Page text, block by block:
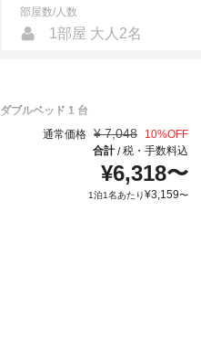
部屋数/人数
1部屋 大人2名
ダブルベッド 1 台
通常価格 ¥ 7,048 10%OFF
合計/税・手数料込
¥6,318〜
1泊1名あたり¥3,159〜